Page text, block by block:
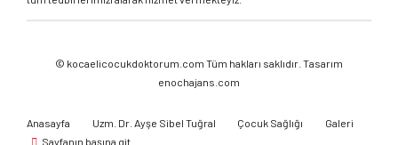
© kocaelicocukdoktorum.com Tüm hakları saklıdır. Tasarım
enochajans.com
Anasayfa Uzm. Dr. Ayşe Sibel Tuğral Çocuk Sağlığı
Galeri
Sayfanın başına git